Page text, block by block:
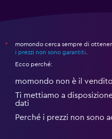
*
momondo cerca sempre di
i prezzi non sono garantiti.
Ecco perché:
momondo non è il
Ti mettiamo a
dati
Perché i prezzi non sono